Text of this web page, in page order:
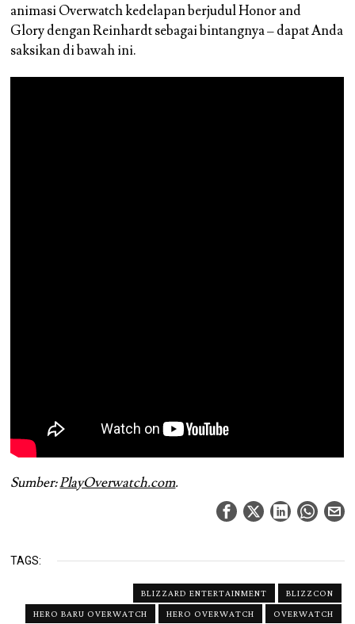
animasi Overwatch kedelapan berjudul Honor and
Glory dengan Reinhardt sebagai bintangnya – dapat Anda
saksikan di bawah ini.
Sumber:PlayOverwatch.com.
TAGS:
BLIZZARD ENTERTAINMENT
BLIZZCON
HERO BARU OVERWATCH
HERO OVERWATCH OVERWATCH